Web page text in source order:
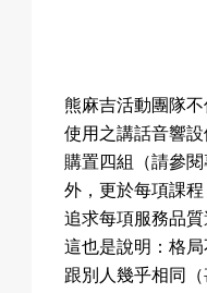
熊麻吉活動團隊
使用之講話音響
購置四組（請參
外，更於每項課
追求每項服務品
這也是說明：格
跟別人幾乎相同（